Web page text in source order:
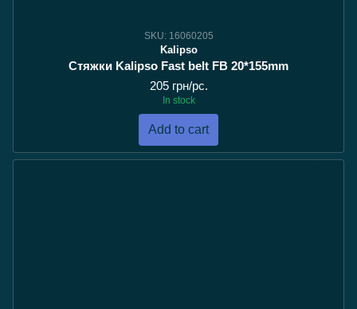
SKU: 16060205
Kalipso
Стяжки Kalipso Fast belt FB 20*155mm
205 грн/pc.
In stock
Add to cart